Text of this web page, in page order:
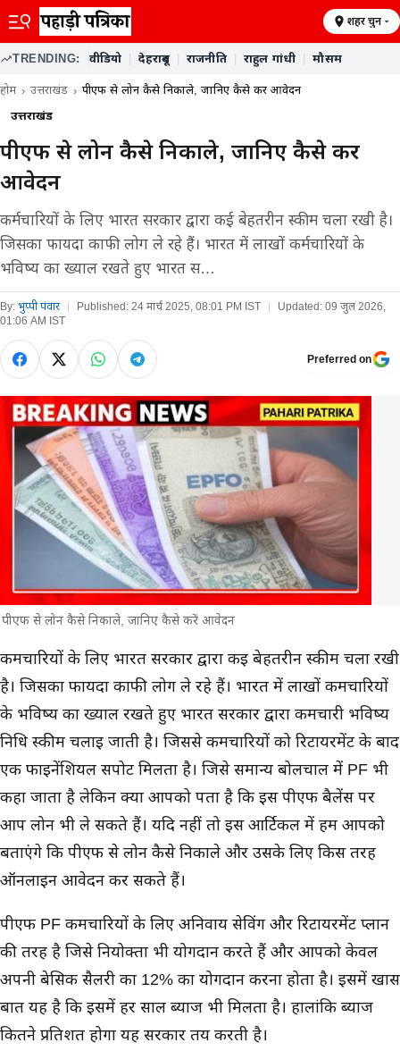
शहर चुनें
TRENDING: वीडियो देहरादून राजनीति राहुल गांधी मौसम
होम उत्तराखंड पीएफ से लोन कैसे निकाले, जानिए कैसे करें आवेदन
उत्तराखंड
पीएफ से लोन कैसे निकाले, जानिए कैसे करें
आवेदन
कर्मचारियों के लिए भारत सरकार द्वारा कई बेहतरीन स्कीम चला रखी है।
जिसका फायदा काफी लोग ले रहे हैं। भारत में लाखों कर्मचारियों के
भविष्य का ख्याल रखते हुए भारत स…
By: भुप्पी पंवार Published: 24 मार्च 2025, 08:01 PM IST Updated: 09 जुल 2026,
01:06 AM IST
Preferred on
पीएफ से लोन कैसे निकाले, जानिए कैसे करें आवेदन
मुख्य समाचार
कर्मचारियों के लिए भारत सरकार द्वारा कई बेहतरीन स्कीम चला रखी
है। जिसका फायदा काफी लोग ले रहे हैं। भारत में लाखों कर्मचारियों
के भविष्य का ख्याल रखते हुए भारत सरकार द्वारा कर्मचारी भविष्य
निधि स्कीम चलाई जाती है। जिससे कर्मचारियों को रिटायरमेंट के बाद
एक फाइनेंशियल सपोर्ट मिलता है। जिसे समान्य बोलचाल में PF भी
कहा जाता है लेकिन क्या आपको पता है कि इस पीएफ बैलेंस पर
आप लोन भी ले सकते हैं। यदि नहीं तो इस आर्टिकल में हम आपको
बताएंगे कि पीएफ से लोन कैसे निकाले और उसके लिए किस तरह
ऑनलाइन आवेदन कर सकते हैं।
पीएफ PF कर्मचारियों के लिए अनिवार्य सेविंग और रिटायरमेंट प्लान
की तरह है जिसे नियोक्ता भी योगदान करते हैं और आपको केवल
अपनी बेसिक सैलरी का 12% का योगदान करना होता है। इसमें खास
बात यह है कि इसमें हर साल ब्याज भी मिलता है। हालांकि ब्याज
कितने प्रतिशत होगा यह सरकार तय करती है।